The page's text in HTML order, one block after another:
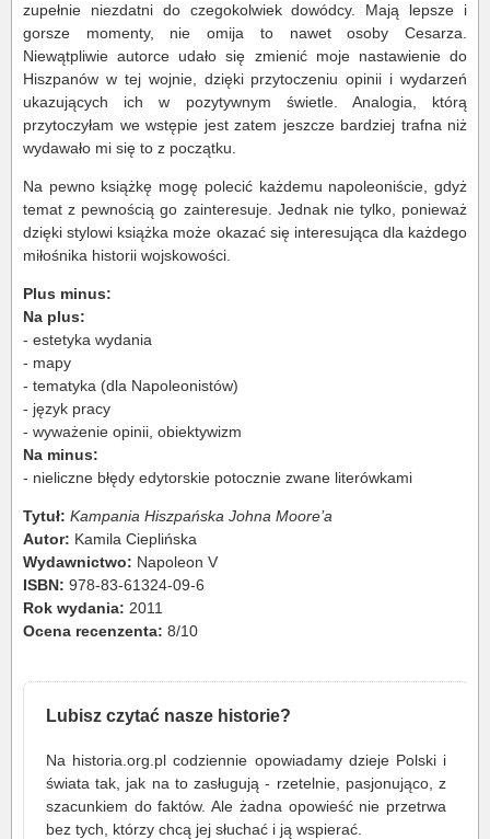
zupełnie niezdatni do czegokolwiek dowódcy. Mają lepsze i
gorsze momenty, nie omija to nawet osoby Cesarza.
Niewątpliwie autorce udało się zmienić moje nastawienie do
Hiszpanów w tej wojnie, dzięki przytoczeniu opinii i wydarzeń
ukazujących ich w pozytywnym świetle. Analogia, którą
przytoczyłam we wstępie jest zatem jeszcze bardziej trafna niż
wydawało mi się to z początku.
Na pewno książkę mogę polecić każdemu napoleoniście, gdyż
temat z pewnością go zainteresuje. Jednak nie tylko, ponieważ
dzięki stylowi książka może okazać się interesująca dla każdego
miłośnika historii wojskowości.
Plus minus:
Na plus:
- estetyka wydania
- mapy
- tematyka (dla Napoleonistów)
- język pracy
- wyważenie opinii, obiektywizm
Na minus:
- nieliczne błędy edytorskie potocznie zwane literówkami
Tytuł: Kampania Hiszpańska Johna Moore’a
Autor: Kamila Cieplińska
Wydawnictwo: Napoleon V
ISBN: 978-83-61324-09-6
Rok wydania: 2011
Ocena recenzenta: 8/10
Lubisz czytać nasze historie?
Na historia.org.pl codziennie opowiadamy dzieje Polski i
świata tak, jak na to zasługują - rzetelnie, pasjonująco, z
szacunkiem do faktów. Ale żadna opowieść nie przetrwa
bez tych, którzy chcą jej słuchać i ją wspierać.